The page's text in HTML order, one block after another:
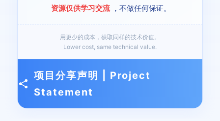
资源仅供学习交流 ，不做任何保证。
用更少的成本，获取同样的技术价值。
Lower cost, same technical value.
项目分享声明 | Project
Statement